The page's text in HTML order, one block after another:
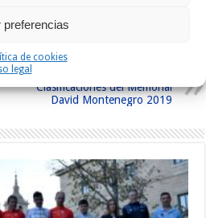
preferencias
de cookies
legal
Clasificaciones del Memorial
David Montenegro 2019